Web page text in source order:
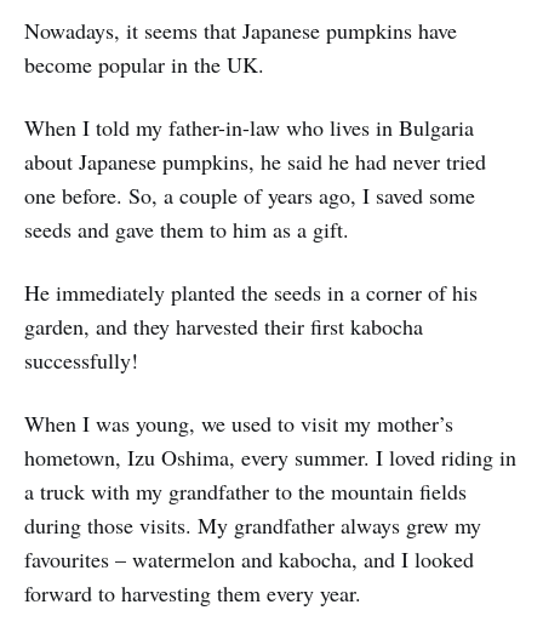
Nowadays, it seems that Japanese pumpkins have
become popular in the UK.
When I told my father-in-law who lives in Bulgaria
about Japanese pumpkins, he said he had never tried
one before. So, a couple of years ago, I saved some
seeds and gave them to him as a gift.
He immediately planted the seeds in a corner of his
garden, and they harvested their first kabocha
successfully!
When I was young, we used to visit my mother’s
hometown, Izu Oshima, every summer. I loved riding in
a truck with my grandfather to the mountain fields
during those visits. My grandfather always grew my
favourites – watermelon and kabocha, and I looked
forward to harvesting them every year.